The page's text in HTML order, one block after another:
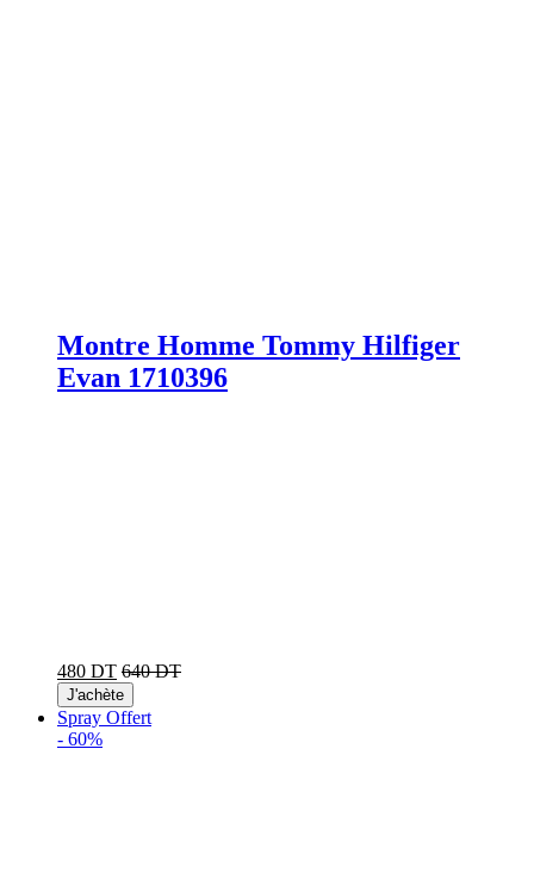
Montre Homme Tommy Hilfiger
Evan 1710396
480 DT 640 DT
J'achète
Spray Offert
- 60%